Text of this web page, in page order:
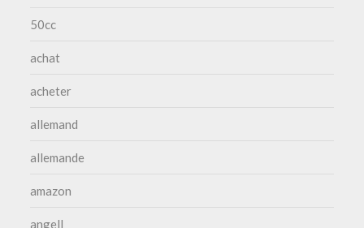
50cc
achat
acheter
allemand
allemande
amazon
angell